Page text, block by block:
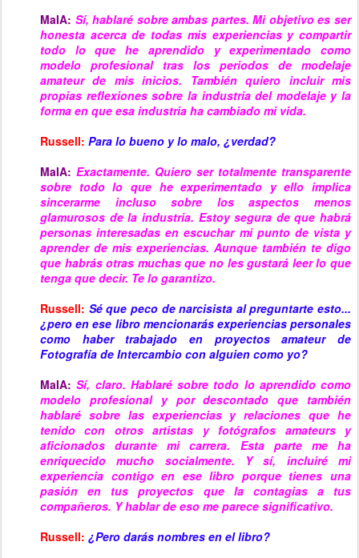
MaIA: Sí, hablaré sobre ambas partes. Mi objetivo es ser
honesta acerca de todas mis experiencias y compartir
todo lo que he aprendido y experimentado como
modelo profesional tras los periodos de modelaje
amateur de mis inicios. También quiero incluir mis
propias reflexiones sobre la industria del modelaje y la
forma en que esa industria ha cambiado mi vida.
Russell: Para lo bueno y lo malo, ¿verdad?
MaIA: Exactamente. Quiero ser totalmente transparente
sobre todo lo que he experimentado y ello implica
sincerarme incluso sobre los aspectos menos
glamurosos de la industria. Estoy segura de que habrá
personas interesadas en escuchar mi punto de vista y
aprender de mis experiencias. Aunque también te digo
que habrás otras muchas que no les gustará leer lo que
tenga que decir. Te lo garantizo.
Russell: Sé que peco de narcisista al preguntarte esto...
¿pero en ese libro mencionarás experiencias personales
como haber trabajado en proyectos amateur de
Fotografía de Intercambio con alguien como yo?
MaIA: Sí, claro. Hablaré sobre todo lo aprendido como
modelo profesional y por descontado que también
hablaré sobre las experiencias y relaciones que he
tenido con otros artistas y fotógrafos amateurs y
aficionados durante mi carrera. Esta parte me ha
enriquecido mucho socialmente. Y sí, incluiré mi
experiencia contigo en ese libro porque tienes una
pasión en tus proyectos que la contagias a tus
compañeros. Y hablar de eso me parece significativo.
Russell: ¿Pero darás nombres en el libro?